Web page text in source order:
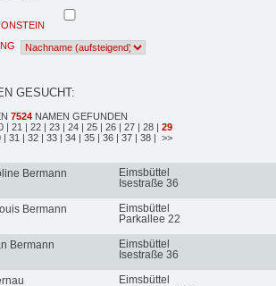
GESUCHT:
7524 NAMEN GEFUNDEN
| 21 | 22 | 23 | 24 | 25 | 26 | 27 | 28 | 29
| 31 | 32 | 33 | 34 | 35 | 36 | 37 | 38 | >>
Bermann
Eimsbüttel
Isestraße 36
Bermann
Eimsbüttel
Parkallee 22
Bermann
Eimsbüttel
Isestraße 36
Eimsbüttel